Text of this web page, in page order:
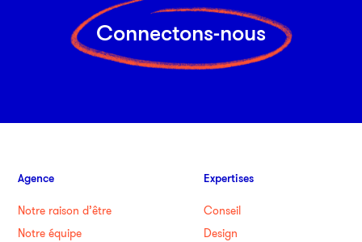
Connectons-nous
Agence
Notre raison d’être
Notre équipe
Expertises
Conseil
Design